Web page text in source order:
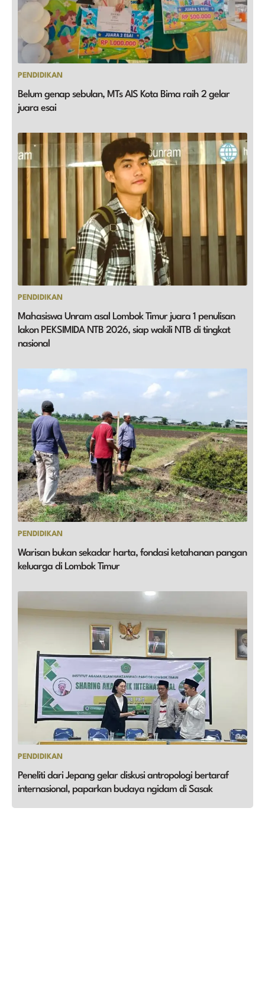
PENDIDIKAN
Belum genap sebulan, MTs AIS Kota Bima raih 2 gelar
juara esai
PENDIDIKAN
Mahasiswa Unram asal Lombok Timur juara 1 penulisan
lakon PEKSIMIDA NTB 2026, siap wakili NTB di tingkat
nasional
PENDIDIKAN
Warisan bukan sekadar harta, fondasi ketahanan pangan
keluarga di Lombok Timur
PENDIDIKAN
Peneliti dari Jepang gelar diskusi antropologi bertaraf
internasional, paparkan budaya ngidam di Sasak